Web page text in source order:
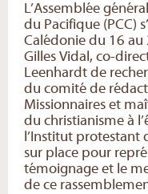
L’Assemblée
du Pacifique (PCC)
Calédonie du 16
Gilles Vidal, co-
Leenhardt de
du comité de
Missionnaires et
du christianisme à
l’Institut protestant
sur place pour
témoignage et le
de ce